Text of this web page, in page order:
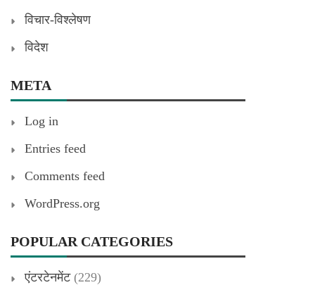
विचार-विश्लेषण
विदेश
META
Log in
Entries feed
Comments feed
WordPress.org
POPULAR CATEGORIES
एंटरटेनमेंट(229)